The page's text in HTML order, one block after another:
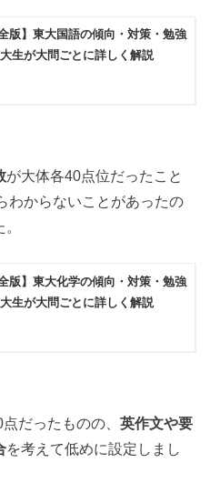
全版】東大国語の傾向・対策・勉強
生が大問ごとに詳しく解説
が大体各40点位だったこと
わからないことがあったの
全版】東大化学の傾向・対策・勉強
生が大問ごとに詳しく解説
だったものの、英作文や要
を考えて低めに設定しまし